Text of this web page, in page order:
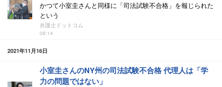
かつて小室圭さんと同様に「司法試験不合格」を報じられた
という
弁護士ドットコム
08:14
2021年11月16日
小室圭さんのNY州の司法試験不合格 代理人は「学
力の問題ではない」